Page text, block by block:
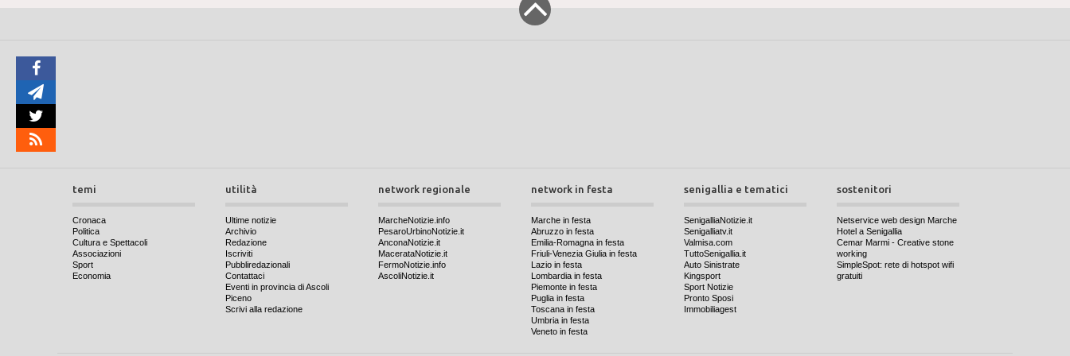
temi
Cronaca
Politica
Cultura e Spettacoli
Associazioni
Sport
Economia
utilità
Ultime notizie
Archivio
Redazione
Iscriviti
Pubbliredazionali
Contattaci
Eventi in provincia di Ascoli
Piceno
Scrivi alla redazione
network regionale
MarcheNotizie.info
PesaroUrbinoNotizie.it
AnconaNotizie.it
MacerataNotizie.it
FermoNotizie.info
AscoliNotizie.it
network in festa
Marche in festa
Abruzzo in festa
Emilia-Romagna in festa
Friuli-Venezia Giulia in festa
Lazio in festa
Lombardia in festa
Piemonte in festa
Puglia in festa
Toscana in festa
Umbria in festa
Veneto in festa
senigallia e tematici
SenigalliaNotizie.it
Senigalliatv.it
Valmisa.com
TuttoSenigallia.it
Auto Sinistrate
Kingsport
Sport Notizie
Pronto Sposi
Immobiliagest
sostenitori
Netservice web design Marche
Hotel a Senigallia
Cemar Marmi - Creative stone
working
SimpleSpot: rete di hotspot wifi
gratuiti